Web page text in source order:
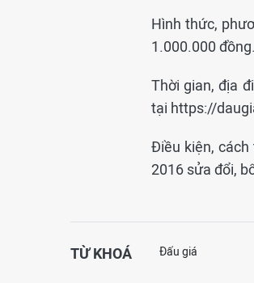
Hình thức,
1.000.000 đồng.
Thời gian, địa
tại https://
Điều kiện,
2016 sửa đổi,
TỪ KHOÁ Đấu giá